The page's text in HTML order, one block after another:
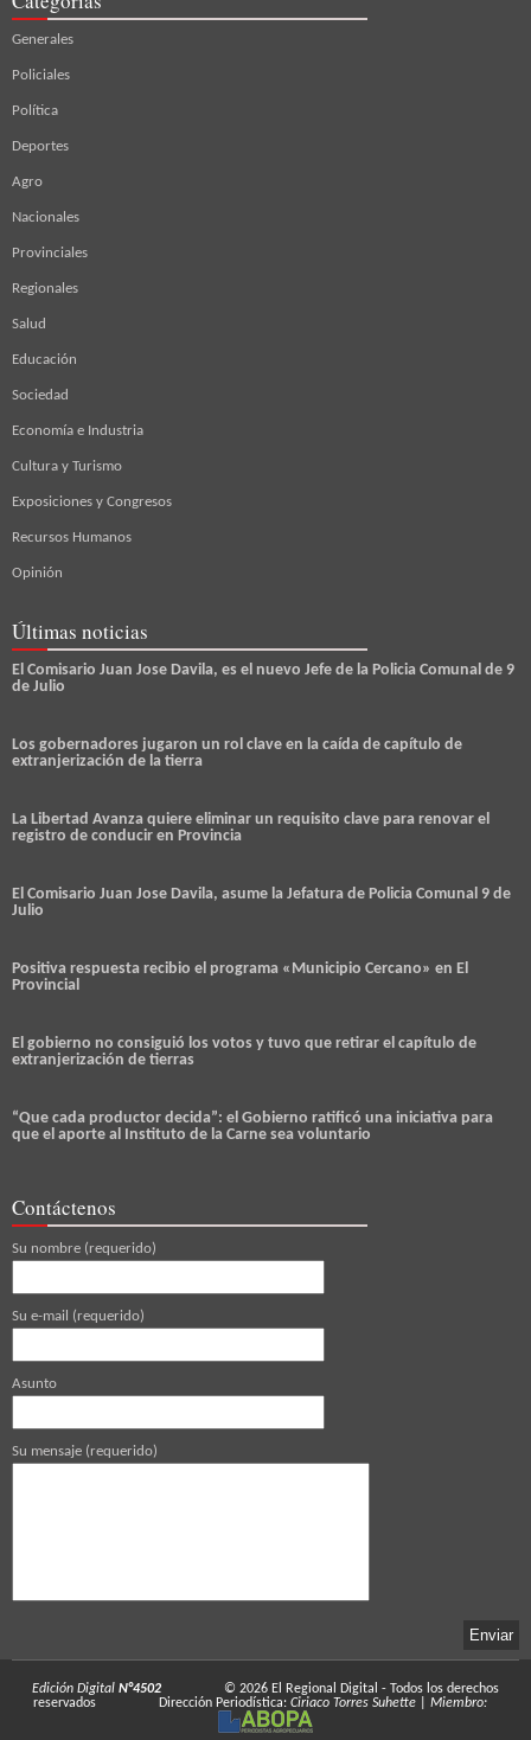
Generales
Policiales
Política
Deportes
Agro
Nacionales
Provinciales
Regionales
Salud
Educación
Sociedad
Economía e Industria
Cultura y Turismo
Exposiciones y Congresos
Recursos Humanos
Opinión
Últimas noticias
El Comisario Juan Jose Davila, es el nuevo Jefe de la Policia Comunal de 9
de Julio
Los gobernadores jugaron un rol clave en la caída de capítulo de
extranjerización de la tierra
La Libertad Avanza quiere eliminar un requisito clave para renovar el
registro de conducir en Provincia
El Comisario Juan Jose Davila, asume la Jefatura de Policia Comunal 9 de
Julio
Positiva respuesta recibio el programa «Municipio Cercano» en El
Provincial
El gobierno no consiguió los votos y tuvo que retirar el capítulo de
extranjerización de tierras
“Que cada productor decida”: el Gobierno ratificó una iniciativa para
que el aporte al Instituto de la Carne sea voluntario
Contáctenos
Su nombre (requerido)
Su e-mail (requerido)
Asunto
Su mensaje (requerido)
Edición Digital N°4502 © 2026 El Regional Digital - Todos los derechos
reservados
Dirección Periodística: Ciriaco Torres Suhette Miembro: